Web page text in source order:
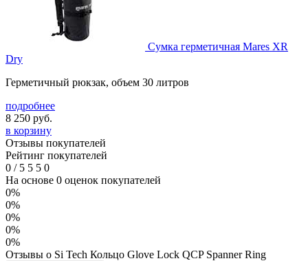
Сумка герметичная Mares XR
Dry
Герметичный рюкзак, объем 30 литров
подробнее
8 250 руб.
в корзину
Отзывы покупателей
Рейтинг покупателей
0 /5 5 5 0
На основе 0 оценок покупателей
0%
0%
0%
0%
0%
Отзывы о Si Tech Кольцо Glove Lock QCP Spanner Ring